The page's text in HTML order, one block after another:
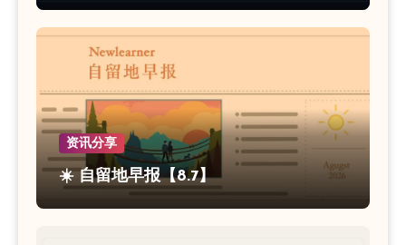
资讯分享
☀️ 自留地早报【8.7】